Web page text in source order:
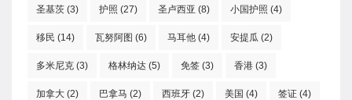
圣基茨 (3) 护照 (27) 圣卢西亚 (8) 小国护照 (4)
移民 (14) 瓦努阿图 (6) 马耳他 (4) 安提瓜 (2)
多米尼克 (3) 格林纳达 (5) 免签 (3) 香港 (3)
加拿大 (2) 巴拿马 (2) 西班牙 (2) 美国 (4) 签证 (4)